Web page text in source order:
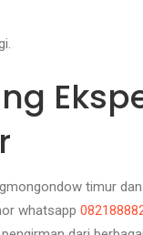
timur dan
whatsapp